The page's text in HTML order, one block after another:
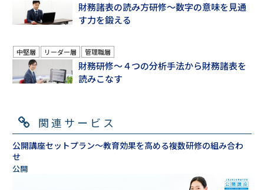
財務諸表の読み方研修～数字の意味を見通
す力を鍛える
中堅層 リーダー層 管理職層
財務研修～４つの分析手法から財務諸表を
読みこなす
関連サービス
公開講座セットプラン～教育効果を高める複数研修の組み合わ
せ